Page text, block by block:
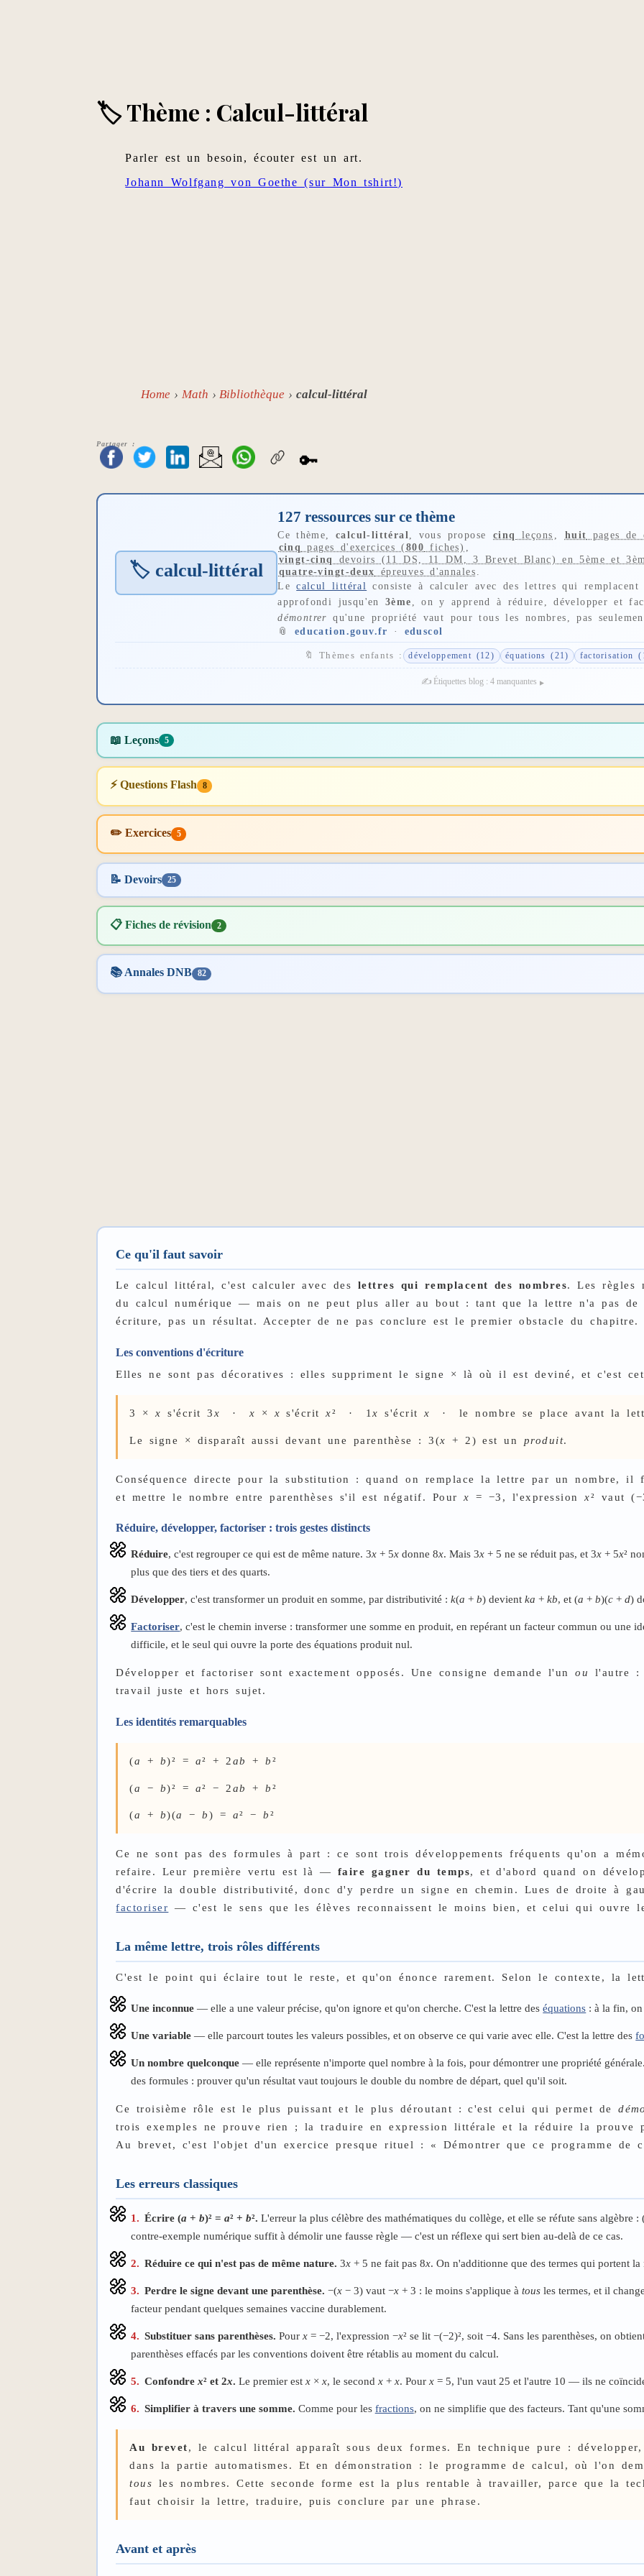
🏷 Thème : Calcul-littéral
Parler est un besoin, écouter est un art.
Johann Wolfgang von Goethe (sur Mon tshirt!)
Home Math Bibliothèque calcul-littéral
Partager :
🔑
🏷 calcul-littéral
127 ressources sur ce thème
Ce thème, calcul-littéral , vous propose cinq leçons huit pages de
cinq
pages d'exercices (800 fiches)
vingt-cinq
devoirs (11 DS, 11 DM, 3 Brevet Blanc) en 5ème et
quatre-vingt-deux épreuves d'annales
Lecalcul littéral
consiste à calculer avec des lettres qui
approfondi jusqu'en 3ème
, on y apprend à réduire, développer et
démontrer qu'une propriété vaut pour tous les nombres, pas
📎 education.gouv.fr · eduscol
🔖 Thèmes enfants : développement (12) équations (21) factorisation
✍️ Étiquettes blog : 4 manquantes
📖 Leçons 5
⚡ Questions Flash 8
✏️ Exercices 5
📝 Devoirs 25
📋 Fiches de révision 2
📚 Annales DNB 82
Ce qu'il faut savoir
Le calcul littéral, c'est calculer avec des lettres qui remplacent des nombres. Les règles
du calcul numérique — mais on ne peut plus aller au bout : tant que la lettre n'a pas de
écriture, pas un résultat. Accepter de ne pas conclure est le premier obstacle du chapitre.
Les conventions d'écriture
Elles ne sont pas décoratives : elles suppriment le signe × là où il est deviné, et c'est
3 ×x s'écrit 3x · x × x s'écritx² · 1x s'écritx · le nombre se place avant la
Le signe × disparaît aussi devant une parenthèse : 3(x + 2) est un produit.
Conséquence directe pour la substitution : quand on remplace la lettre par un nombre, il
et mettre le nombre entre parenthèses s'il est négatif. Pourx = −3, l'expressionx² vaut
Réduire, développer, factoriser : trois gestes distincts
Réduire, c'est regrouper ce qui est de même nature. 3x + 5x donne 8x. Mais 3x + 5 ne se réduit pas, et 3x + 5x²
plus que des tiers et des quarts.
Développer, c'est transformer un produit en somme, par distributivité :k(a +b) devientka +kb, et (a +b)(c +d)
Factoriser, c'est le chemin inverse : transformer une somme en produit, en repérant un facteur commun ou une
difficile, et le seul qui ouvre la porte des équations produit nul.
Développer et factoriser sont exactement opposés. Une consigne demande l'unou
l'autre :
travail juste et hors sujet.
Les identités remarquables
(a + b)² = a² + 2ab +b²
(a − b)² = a² − 2ab +b²
(a + b)(a −b) = a² −b²
Ce ne sont pas des formules à part : ce sont trois développements fréquents qu'on a
refaire. Leur première vertu est là — faire gagner du temps, et d'abord quand on
d'écrire la double distributivité, donc d'y perdre un signe en chemin. Lues de droite à
factoriser — c'est le sens que les élèves reconnaissent le moins bien, et celui qui ouvre
La même lettre, trois rôles différents
C'est le point qui éclaire tout le reste, et qu'on énonce rarement. Selon le contexte, la
Une inconnue — elle a une valeur précise, qu'on ignore et qu'on cherche. C'est la lettre deséquations : à la fin,
Une variable — elle parcourt toutes les valeurs possibles, et on observe ce qui varie avec elle. C'est la lettre des
Un nombre quelconque — elle représente n'importe quel nombre à la fois, pour démontrer une propriété
des formules : prouver qu'un résultat vaut toujours le double du nombre de départ, quel qu'il soit.
Ce troisième rôle est le plus puissant et le plus déroutant : c'est celui qui permet de
trois exemples ne prouve rien ; la traduire en expression littérale et la réduire la prouve
Au brevet, c'est l'objet d'un exercice presque rituel : « Démontrer que ce programme de
Les erreurs classiques
1. Écrire (a + b)² = a² + b². L'erreur la plus célèbre des mathématiques du collège, et elle se réfute sans algèbre
contre-exemple numérique suffit à démolir une fausse règle — c'est un réflexe qui sert bien au-delà de ce cas.
2. Réduire ce qui n'est pas de même nature. 3x+ 5 ne fait pas 8x. On n'additionne que des termes qui portent la
3. Perdre le signe devant une parenthèse. −(x− 3) vaut −x+ 3 : le moins s'applique à tousles termes, et il
facteur pendant quelques semaines vaccine durablement.
4. Substituer sans parenthèses. Pour x= −2, l'expression −x² se lit −(−2)², soit −4. Sans les parenthèses, on
parenthèses effacés par les conventions doivent être rétablis au moment du calcul.
5. Confondre x² et 2x. Le premier est x× x, le second x+ x. Pour x= 5, l'un vaut 25 et l'autre 10 — ils ne
6. Simplifier à travers une somme. Comme pour les fractions, on ne simplifie que des facteurs. Tant qu'une
Au brevet, le calcul littéral apparaît sous deux formes. En technique pure :
dans la partie automatismes. Et en démonstration : le programme de calcul, où l'on
tous les nombres. Cette seconde forme est la plus rentable à travailler, parce que la
faut choisir la lettre, traduire, puis conclure par une phrase.
Avant et après